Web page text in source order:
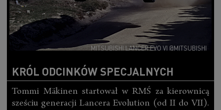
MITSUBISHI LANCER EVO VI @MITSUBISHI
KRÓL ODCINKÓW SPECJALNYCH
Tommi Mäkinen startował w RMŚ za kierownicą
sześciu generacji Lancera Evolution (od II do VII).